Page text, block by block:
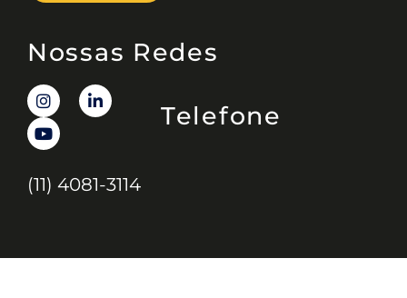
Nossas Redes
Telefone
(11) 4081-3114